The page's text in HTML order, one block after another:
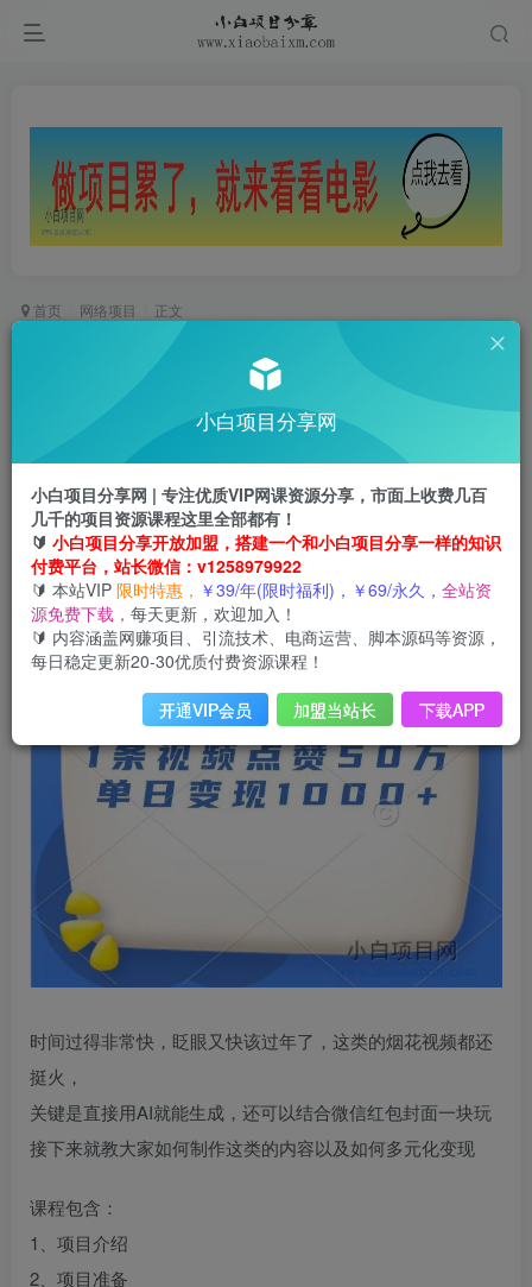
首页 网络项目 正文
Ai烟花盛火秀玩法，1条视频点赞50万，单日变现
2年前发布
关注
0 604 72
时间过得非常快，眨眼又快该过年了，这类的烟花视频都还
挺火，
关键是直接用AI就能生成，还可以结合微信红包封面一块玩
接下来就教大家如何制作这类的内容以及如何多元化变现
课程包含：
1、项目介绍
2、项目准备
小白项目分享网
小白项目分享网 | 专注优质VIP网课资源分享，市面上收费几百
几千的项目资源课程这里全部都有！
🔰 小白项目分享开放加盟，搭建一个和小白项目分享一样的知识
付费平台，站长微信：v1258979922
🔰 本站VIP 限时特惠， ￥39/年(限时福利)，￥69/永久， 全站资
源免费下载， 每天更新，欢迎加入！
🔰 内容涵盖网赚项目、引流技术、电商运营、脚本源码等资源，
每日稳定更新20-30优质付费资源课程！
开通VIP会员 加盟当站长 下载APP